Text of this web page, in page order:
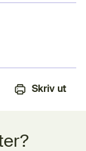
Skriv ut